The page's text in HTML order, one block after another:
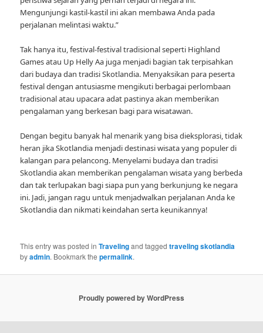
Mengunjungi kastil-kastil ini akan membawa Anda pada
perjalanan melintasi waktu.”
Tak hanya itu, festival-festival tradisional seperti Highland
Games atau Up Helly Aa juga menjadi bagian tak terpisahkan
dari budaya dan tradisi Skotlandia. Menyaksikan para peserta
festival dengan antusiasme mengikuti berbagai perlombaan
tradisional atau upacara adat pastinya akan memberikan
pengalaman yang berkesan bagi para wisatawan.
Dengan begitu banyak hal menarik yang bisa dieksplorasi, tidak
heran jika Skotlandia menjadi destinasi wisata yang populer di
kalangan para pelancong. Menyelami budaya dan tradisi
Skotlandia akan memberikan pengalaman wisata yang berbeda
dan tak terlupakan bagi siapa pun yang berkunjung ke negara
ini. Jadi, jangan ragu untuk menjadwalkan perjalanan Anda ke
Skotlandia dan nikmati keindahan serta keunikannya!
This entry was posted inTravelingand taggedtraveling skotlandia
byadmin. Bookmark thepermalink.
Proudly powered by WordPress